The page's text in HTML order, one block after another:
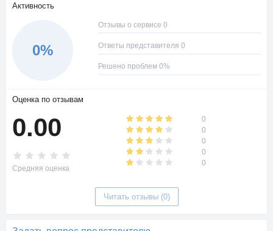
Активность
0%
Отзывы о сервисе 0
Ответы представителя 0
Решено проблем 0%
Оценка по отзывам
0.00
Средняя оценка
0
0
0
0
0
Читать отзывы (0)